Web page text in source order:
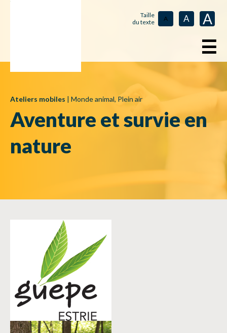
Taille
du texte
A A A
☰
Ateliers mobiles | Monde animal, Plein air
Aventure et survie en
nature